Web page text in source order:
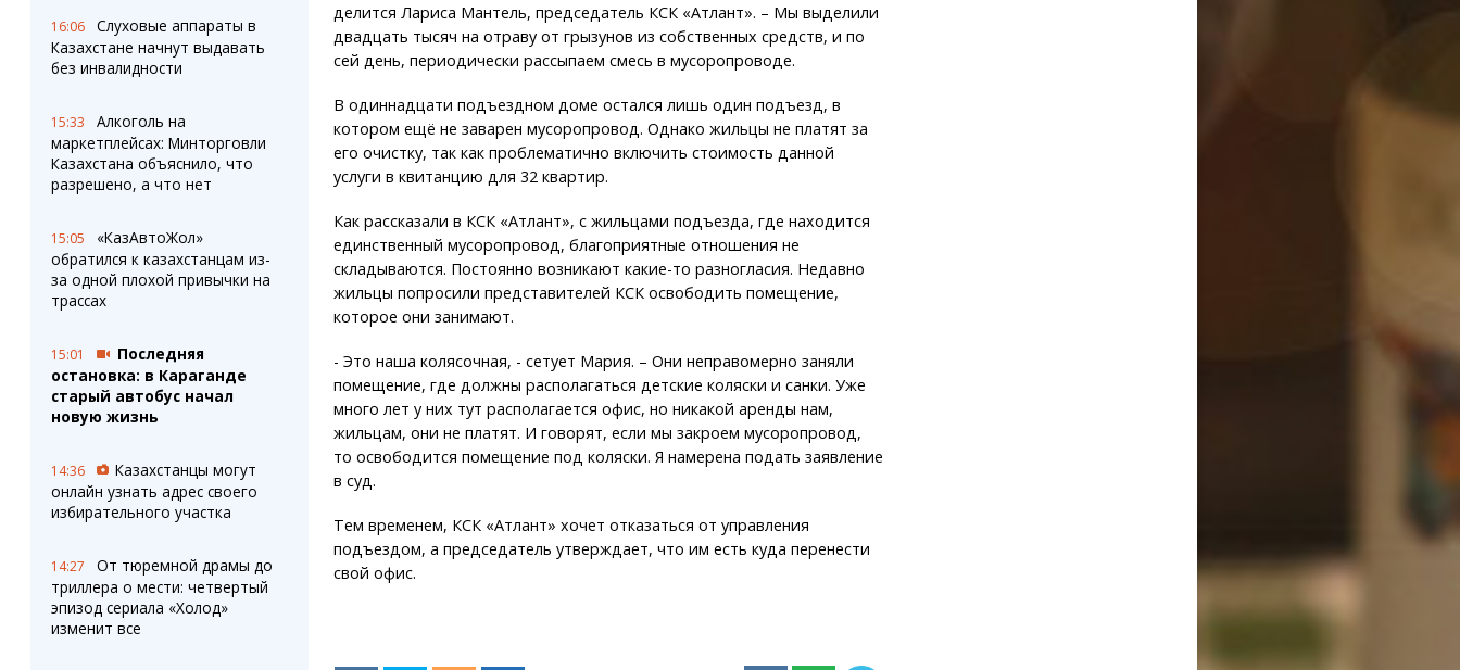
16:06
Слуховые аппараты в
Казахстане начнут выдавать
без инвалидности
15:33
Алкоголь на
маркетплейсах: Минторговли
Казахстана объяснило, что
разрешено, а что нет
15:05
«КазАвтоЖол»
обратился к казахстанцам из-
за одной плохой привычки на
трассах
15:01
Последняя
остановка: в Караганде
старый автобус начал
новую жизнь
14:36
Казахстанцы могут
онлайн узнать адрес своего
избирательного участка
14:27
От тюремной драмы до
триллера о мести: четвертый
эпизод сериала «Холод»
изменит все
делится Лариса Мантель, председатель КСК «Атлант». – Мы выделили
двадцать тысяч на отраву от грызунов из собственных средств, и по
сей день, периодически рассыпаем смесь в мусоропроводе.
В одиннадцати подъездном доме остался лишь один подъезд, в
котором ещё не заварен мусоропровод. Однако жильцы не платят за
его очистку, так как проблематично включить стоимость данной
услуги в квитанцию для 32 квартир.
Как рассказали в КСК «Атлант», с жильцами подъезда, где находится
единственный мусоропровод, благоприятные отношения не
складываются. Постоянно возникают какие-то разногласия. Недавно
жильцы попросили представителей КСК освободить помещение,
которое они занимают.
- Это наша колясочная, - сетует Мария. – Они неправомерно заняли
помещение, где должны располагаться детские коляски и санки. Уже
много лет у них тут располагается офис, но никакой аренды нам,
жильцам, они не платят. И говорят, если мы закроем мусоропровод,
то освободится помещение под коляски. Я намерена подать заявление
в суд.
Тем временем, КСК «Атлант» хочет отказаться от управления
подъездом, а председатель утверждает, что им есть куда перенести
свой офис.